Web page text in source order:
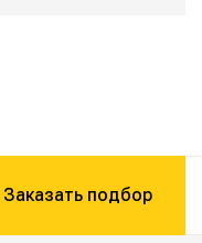
Заказать подбор